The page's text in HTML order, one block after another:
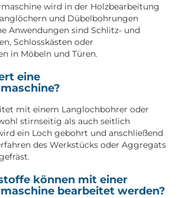
wird in der Holzbearbeitung
und Dübelbohrungen
Anwendungen sind Schlitz- und
Schlosskästen oder
in Möbeln und Türen.
eine
mit einem Langlochbohrer oder
stirnseitig als auch seitlich
ein Loch gebohrt und anschließend
des Werkstücks oder Aggregats
können mit einer
bearbeitet werden?